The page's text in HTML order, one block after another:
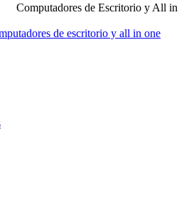
Computadores de Escritorio y All in
de escritorio y all in one